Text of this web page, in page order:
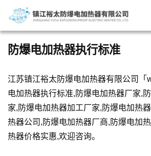
防爆电加热器执行标准
江苏镇江裕太防爆电加热器有限公司「
电加热器执行标准,防爆电加热器厂家,
家,防爆电加热器加工厂家,防爆电加热
热器公司,防爆电加热器厂商,防爆电加
热器价格实惠,欢迎咨询。